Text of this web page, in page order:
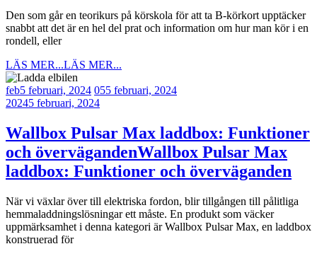
Den som går en teorikurs på körskola för att ta B-körkort upptäcker
snabbt att det är en hel del prat och information om hur man kör i en
rondell, eller
LÄS MER...LÄS MER...
feb5 februari, 2024 055 februari, 2024
20245 februari, 2024
Wallbox Pulsar Max laddbox: Funktioner
och övervägandenWallbox Pulsar Max
laddbox: Funktioner och överväganden
När vi växlar över till elektriska fordon, blir tillgången till pålitliga
hemmaladdningslösningar ett måste. En produkt som väcker
uppmärksamhet i denna kategori är Wallbox Pulsar Max, en laddbox
konstruerad för